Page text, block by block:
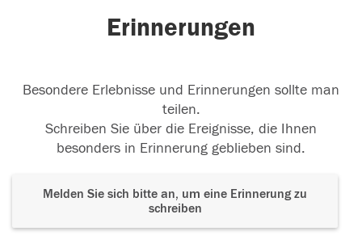
Erinnerungen
Besondere Erlebnisse und Erinnerungen sollte man
teilen.
Schreiben Sie über die Ereignisse, die Ihnen
besonders in Erinnerung geblieben sind.
Melden Sie sich bitte an, um eine Erinnerung zu
schreiben